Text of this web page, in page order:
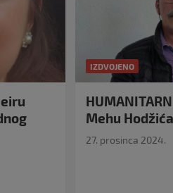
IZDVOJENO
Mehu Hodžića
27. prosinca 2024.